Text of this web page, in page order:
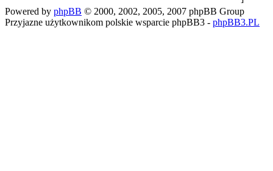
Powered by phpBB © 2000, 2002, 2005, 2007 phpBB Group
Przyjazne użytkownikom polskie wsparcie phpBB3 - phpBB3.PL